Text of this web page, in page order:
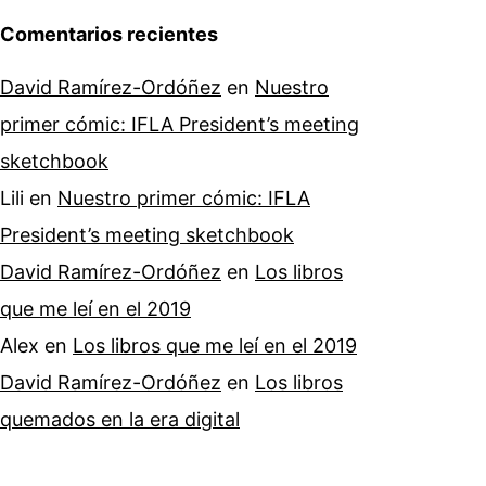
Comentarios recientes
David Ramírez-Ordóñez en Nuestro
primer cómic: IFLA President’s meeting
sketchbook
Lili en Nuestro primer cómic: IFLA
President’s meeting sketchbook
David Ramírez-Ordóñez en Los libros
que me leí en el 2019
Alex en Los libros que me leí en el 2019
David Ramírez-Ordóñez en Los libros
quemados en la era digital